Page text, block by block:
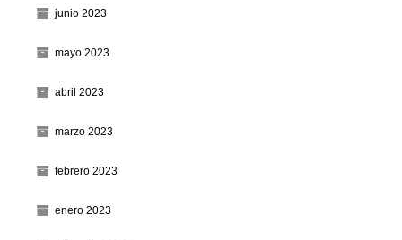
junio 2023
mayo 2023
abril 2023
marzo 2023
febrero 2023
enero 2023